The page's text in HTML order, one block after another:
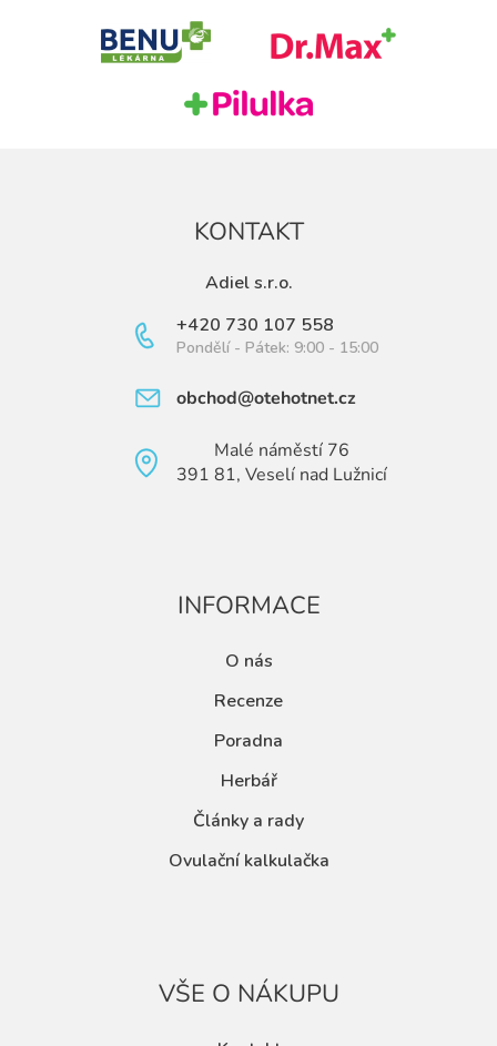
KONTAKT
Adiel s.r.o.
+420 730 107 558
Pondělí - Pátek: 9:00 - 15:00
obchod@otehotnet.cz
Malé náměstí 76
391 81, Veselí nad Lužnicí
INFORMACE
O nás
Recenze
Poradna
Herbář
Články a rady
Ovulační kalkulačka
VŠE O NÁKUPU